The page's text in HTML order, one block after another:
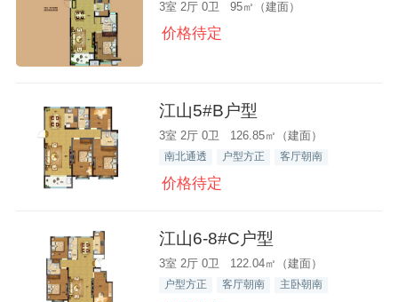
3室 2厅 0卫 95㎡（建面）
价格待定
江山5#B户型
3室 2厅 0卫 126.85㎡（建面）
南北通透 户型方正 客厅朝南
价格待定
江山6-8#C户型
3室 2厅 0卫 122.04㎡（建面）
户型方正 客厅朝南 主卧朝南